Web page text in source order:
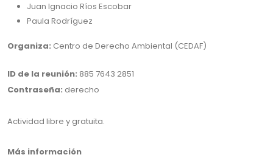
Juan Ignacio Ríos Escobar
Paula Rodríguez
Organiza: Centro de Derecho Ambiental (CEDAF)
ID de la reunión: 885 7643 2851
Contraseña: derecho
Actividad libre y gratuita.
Más información